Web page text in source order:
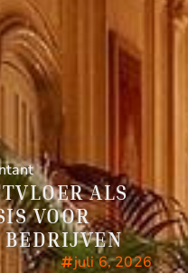
ALS
VOOR
juli 6, 2026